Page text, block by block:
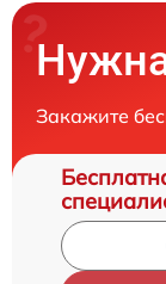
Закажите